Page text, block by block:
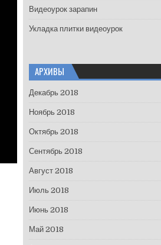
Видеоурок зарапин
Укладка плитки видеоурок
АРХИВЫ
Декабрь 2018
Ноябрь 2018
Октябрь 2018
Сентябрь 2018
Август 2018
Июль 2018
Июнь 2018
Май 2018